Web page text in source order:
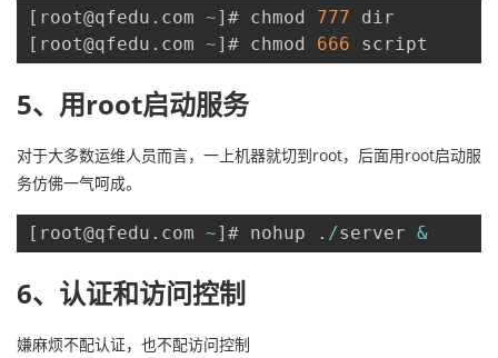
[ root@qfedu . com ~] # chmod 777
[ root@qfedu . com ~] # chmod 666 script
5、用root启动服务
对于大多数运维人员而言，一上机器就切到root，后面用root启动服
务仿佛一气呵成。
[ root@qfedu . com ~] # nohup . /server &
6、认证和访问控制
嫌麻烦不配认证，也不配访问控制